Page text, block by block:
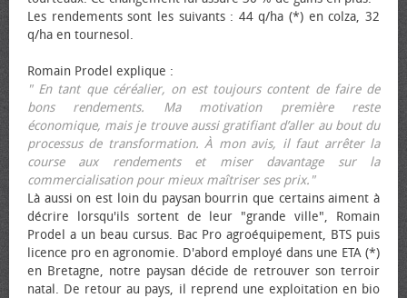
Les rendements sont les suivants : 44 q/ha (*) en colza, 32
q/ha en tournesol.
Romain Prodel explique :
" En tant que céréalier, on est toujours content de faire de
bons rendements. Ma motivation première reste
économique, mais je trouve aussi gratifiant d’aller au bout du
processus de transformation. À mon avis, il faut arrêter la
course aux rendements et miser davantage sur la
commercialisation pour mieux maîtriser ses prix."
Là aussi on est loin du paysan bourrin que certains aiment à
décrire lorsqu'ils sortent de leur "grande ville", Romain
Prodel a un beau cursus. Bac Pro agroéquipement, BTS puis
licence pro en agronomie. D'abord employé dans une ETA (*)
en Bretagne, notre paysan décide de retrouver son terroir
natal. De retour au pays, il reprend une exploitation en bio